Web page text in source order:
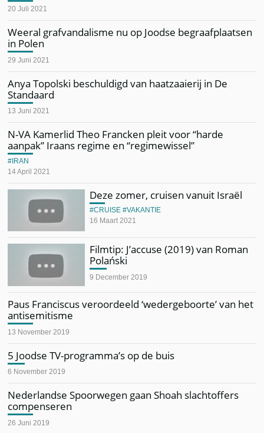
20 Juli 2021
Weeral grafvandalisme nu op Joodse begraafplaatsen
in Polen
29 Juni 2021
Anya Topolski beschuldigd van haatzaaierij in De
Standaard
13 Juni 2021
N-VA Kamerlid Theo Francken pleit voor “harde
aanpak” Iraans regime en “regimewissel”
14 April 2021
IRAN
Deze zomer, cruisen vanuit Israël
16 Maart 2021
CRUISE VAKANTIE
Filmtip: J’accuse (2019) van Roman
Polański
9 December 2019
Paus Franciscus veroordeeld ‘wedergeboorte’ van het
antisemitisme
13 November 2019
5 Joodse TV-programma’s op de buis
6 November 2019
Nederlandse Spoorwegen gaan Shoah slachtoffers
compenseren
26 Juni 2019